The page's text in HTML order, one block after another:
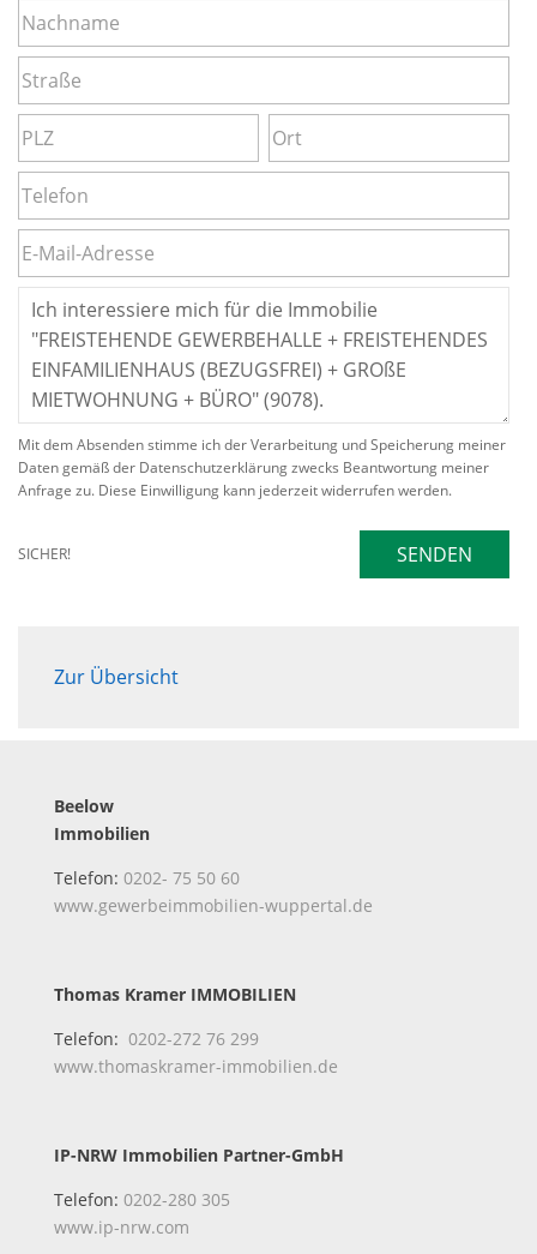
Mit dem Absenden stimme ich der Verarbeitung und Speicherung meiner
Daten gemäß der Datenschutzerklärung zwecks Beantwortung meiner
Anfrage zu. Diese Einwilligung kann jederzeit widerrufen werden.
SICHER! SENDEN
Zur Übersicht
Beelow
Immobilien
Telefon: 0202- 75 50 60
www.gewerbeimmobilien-wuppertal.de
Thomas Kramer IMMOBILIEN
Telefon: 0202-272 76 299
www.thomaskramer-immobilien.de
IP-NRW Immobilien Partner-GmbH
Telefon: 0202-280 305
www.ip-nrw.com